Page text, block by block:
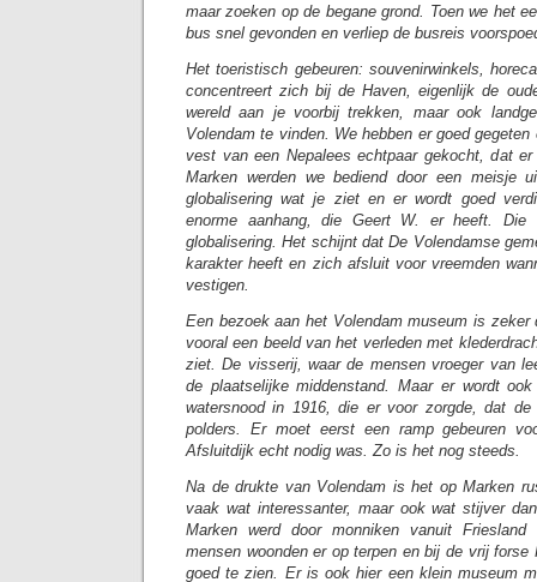
maar zoeken op de begane grond. Toen we het
bus snel gevonden en verliep de busreis
Het toeristisch gebeuren: souvenirwinkels,
concentreert zich bij de Haven, eigenlijk de
wereld aan je voorbij trekken, maar ook
Volendam te vinden. We hebben er goed
vest van een Nepalees echtpaar gekocht, dat
Marken werden we bediend door een meisje
globalisering wat je ziet en er wordt goed
enorme aanhang, die Geert W. er heeft.
globalisering. Het schijnt dat De Volendamse
karakter heeft en zich afsluit voor vreemden
vestigen.
Een bezoek aan het Volendam museum is zeker
vooral een beeld van het verleden met
ziet. De visserij, waar de mensen vroeger van
de plaatselijke middenstand. Maar er wordt
watersnood in 1916, die er voor zorgde, dat
polders. Er moet eerst een ramp gebeuren
Afsluitdijk echt nodig was. Zo is het nog steeds.
Na de drukte van Volendam is het op Marken
vaak wat interessanter, maar ook wat stijver
Marken werd door monniken vanuit Friesland
mensen woonden er op terpen en bij de vrij
goed te zien. Er is ook hier een klein museum